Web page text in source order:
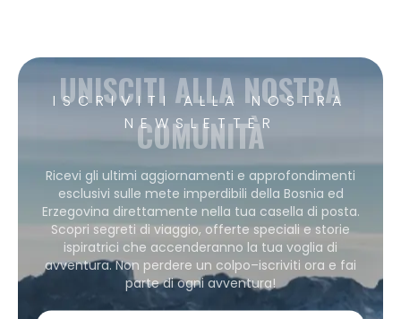
ISCRIVITI ALLA NOSTRA
NEWSLETTER
UNISCITI ALLA NOSTRA
COMUNITÀ
Ricevi gli ultimi aggiornamenti e approfondimenti
esclusivi sulle mete imperdibili della Bosnia ed
Erzegovina direttamente nella tua casella di posta.
Scopri segreti di viaggio, offerte speciali e storie
ispiratrici che accenderanno la tua voglia di
avventura. Non perdere un colpo–iscriviti ora e fai
parte di ogni avventura!